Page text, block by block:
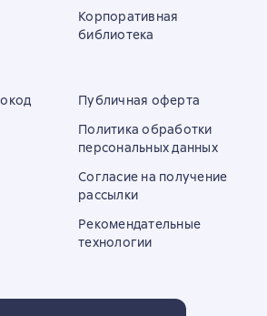
Корпоративная
библиотека
Публичная оферта
Политика обработки
персональных данных
Согласие на получение
рассылки
Рекомендательные
технологии